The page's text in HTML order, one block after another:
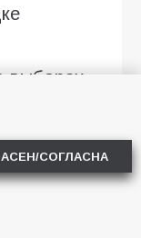
выборах
в
СОГЛАСНА